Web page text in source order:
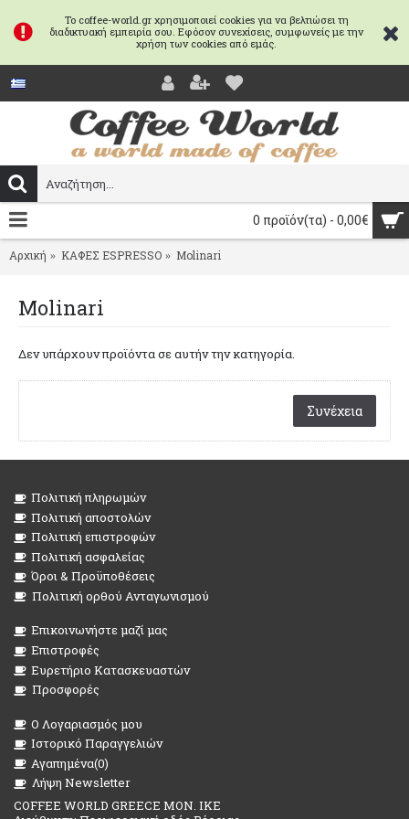
Το coffee-world.gr χρησιμοποιεί cookies για να βελτιώσει τη
διαδικτυακή εμπειρία σου. Εφόσον συνεχίσεις, συμφωνείς με την
χρήση των cookies από εμάς.
0 προϊόν(τα) - 0,00€
Αρχική ΚΑΦΕΣ ESPRESSO Molinari
Molinari
Δεν υπάρχουν προϊόντα σε αυτήν την κατηγορία.
Συνέχεια
Πολιτική πληρωμών
Πολιτική αποστολών
Πολιτική επιστροφών
Πολιτική ασφαλείας
Όροι & Προϋποθέσεις
Πολιτική ορθού Ανταγωνισμού
Επικοινωνήστε μαζί μας
Επιστροφές
Ευρετήριο Κατασκευαστών
Προσφορές
O Λογαριασμός μου
Ιστορικό Παραγγελιών
Αγαπημένα(0)
Λήψη Newsletter
COFFEE WORLD GREECE MON. IKE